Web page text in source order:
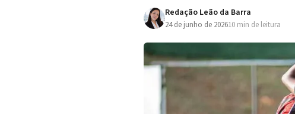
Redação Leão da Barra
24 de junho de 202610 min de leitura